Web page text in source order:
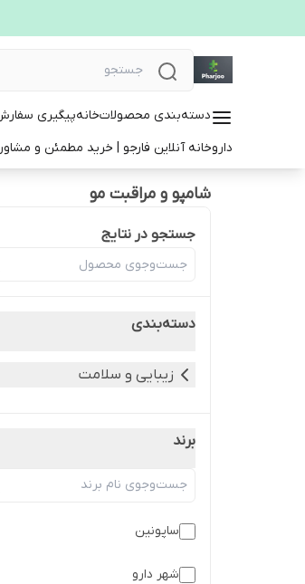
دسته‌بندی محصولاتخانهپیگیری
داروخانه آنلاین فارجو | خرید مطمئن و
شامپو و مراقبت مو
جستجو در نتایج
دسته‌بندی
زیبایی و سلامت
برند
ساپونین
شهر دارو